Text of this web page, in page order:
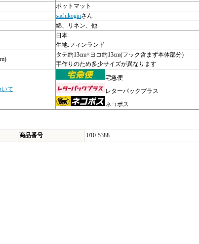
ポットマット
sachikoginさん
綿、リネン、他
日本
生地:フィンランド
タテ約13cm×ヨコ約13cm(フック含まず本体部分)
手作りのため多少サイズが異なります
て
宅急便
レターパックプラス
ネコポス
商品番号 010-5388